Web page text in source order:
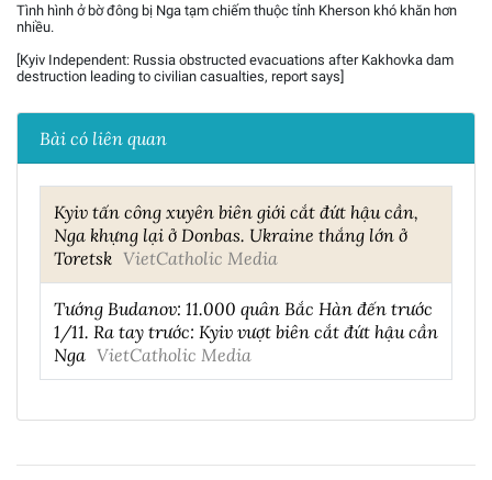
Tình hình ở bờ đông bị Nga tạm chiếm thuộc tỉnh Kherson khó khăn hơn
nhiều.
[Kyiv Independent: Russia obstructed evacuations after Kakhovka dam
destruction leading to civilian casualties, report says]
Bài có liên quan
Kyiv tấn công xuyên biên giới cắt đứt hậu cần,
Nga khựng lại ở Donbas. Ukraine thắng lớn ở
Toretsk VietCatholic Media
Tướng Budanov: 11.000 quân Bắc Hàn đến trước
1/11. Ra tay trước: Kyiv vượt biên cắt đứt hậu cần
Nga VietCatholic Media